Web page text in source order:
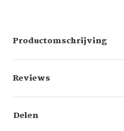
Productomschrijving
Reviews
Delen